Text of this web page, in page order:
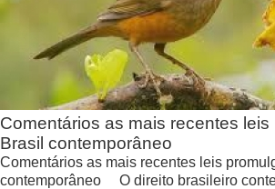
Comentários as mais recentes
Brasil contemporâneo
Comentários as mais recentes leis
contemporâneo O direito brasileiro